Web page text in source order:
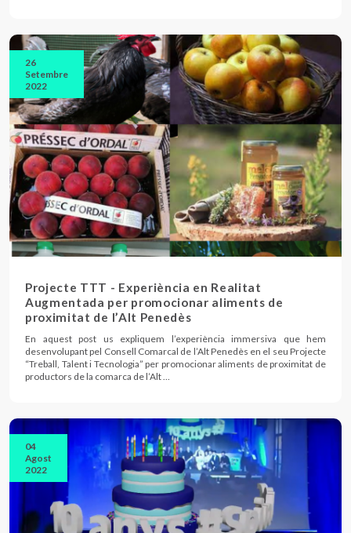
26
Setembre
2022
Projecte TTT - Experiència en Realitat
Augmentada per promocionar aliments de
proximitat de l’Alt Penedès
En aquest post us expliquem l’experiència immersiva que hem
desenvolupant pel Consell Comarcal de l’Alt Penedès en el seu Projecte
“Treball, Talent i Tecnologia” per promocionar aliments de proximitat de
productors de la comarca de l’Alt …
04
Agost
2022